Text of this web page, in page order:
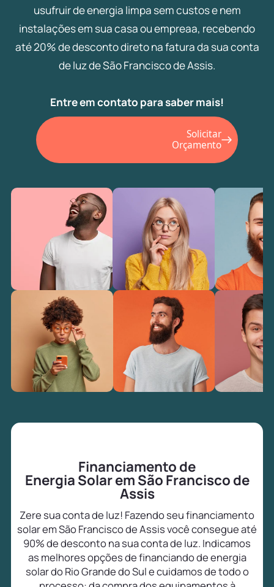
usufruir de energia limpa sem custos e nem
instalações em sua casa ou empreaa, recebendo
até 20% de desconto direto na fatura da sua conta
de luz de São Francisco de Assis.
Entre em contato para saber mais!
Solicitar
Orçamento
Financiamento de
Energia Solar em São Francisco de
Assis
Zere sua conta de luz! Fazendo seu financiamento
solar em São Francisco de Assis você consegue até
90% de desconto na sua conta de luz. Indicamos
as melhores opções de financiando de energia
solar do Rio Grande do Sul e cuidamos de todo o